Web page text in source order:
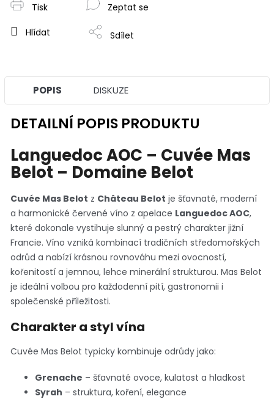
Tisk Zeptat se
Hlídat Sdílet
POPIS DISKUZE
DETAILNÍ POPIS PRODUKTU
Languedoc AOC – Cuvée Mas
Belot – Domaine Belot
Cuvée Mas Belot z Château Belot je šťavnaté, moderní
a harmonické červené víno z apelace Languedoc AOC,
které dokonale vystihuje slunný a pestrý charakter jižní
Francie. Víno vzniká kombinací tradičních středomořských
odrůd a nabízí krásnou rovnováhu mezi ovocností,
kořenitostí a jemnou, lehce minerální strukturou. Mas Belot
je ideální volbou pro každodenní pití, gastronomii i
společenské příležitosti.
Charakter a styl vína
Cuvée Mas Belot typicky kombinuje odrůdy jako:
Grenache – šťavnaté ovoce, kulatost a hladkost
Syrah – struktura, koření, elegance